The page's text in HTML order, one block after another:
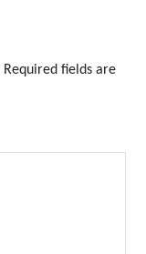
Required fields are